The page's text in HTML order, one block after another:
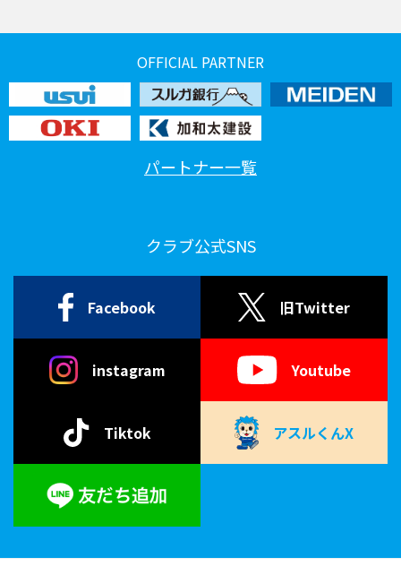
OFFICIAL PARTNER
パートナー一覧
クラブ公式SNS
Facebook 旧Twitter
instagram Youtube
Tiktok アスルくんX